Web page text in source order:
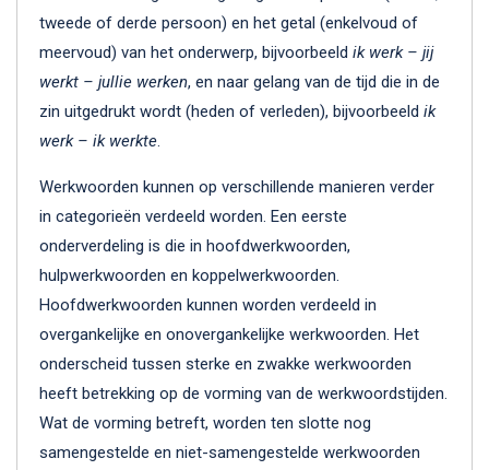
tweede of derde persoon) en het getal (enkelvoud of
meervoud) van het onderwerp, bijvoorbeeld ik werk – jij
werkt – jullie werken, en naar gelang van de tijd die in de
zin uitgedrukt wordt (heden of verleden), bijvoorbeeld ik
werk – ik werkte.
Werkwoorden kunnen op verschillende manieren verder
in categorieën verdeeld worden. Een eerste
onderverdeling is die in hoofdwerkwoorden,
hulpwerkwoorden en koppelwerkwoorden.
Hoofdwerkwoorden kunnen worden verdeeld in
overgankelijke en onovergankelijke werkwoorden. Het
onderscheid tussen sterke en zwakke werkwoorden
heeft betrekking op de vorming van de werkwoordstijden.
Wat de vorming betreft, worden ten slotte nog
samengestelde en niet-samengestelde werkwoorden